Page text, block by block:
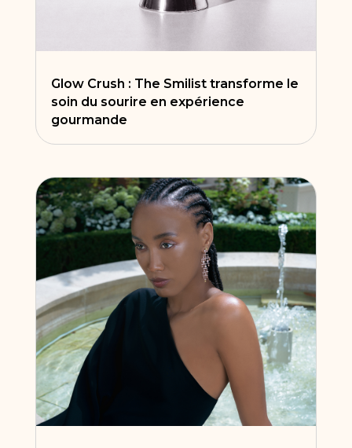
Glow Crush : The Smilist transforme le
soin du sourire en expérience
gourmande